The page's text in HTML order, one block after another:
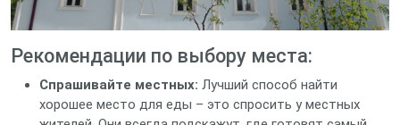
Рекомендации по выбору места:
Спрашивайте местных: Лучший способ найти
хорошее место для еды – это спросить у местных